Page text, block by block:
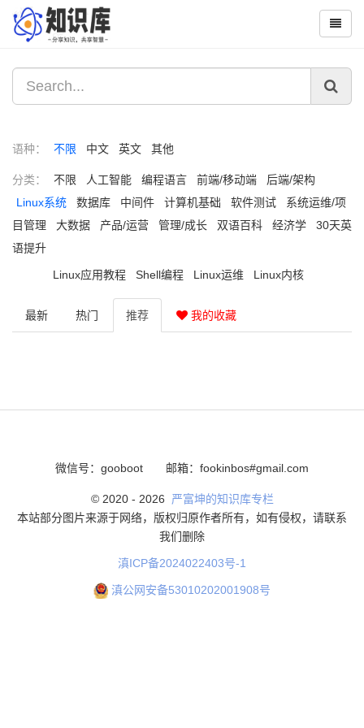
语种： 不限 中文 英文 其他
分类： 不限 人工智能 编程语言 前端/移动端
后端/架构
Linux系统
数据库 中间件 计算机基础 软件测试
系统运维/项
目管理
大数据 产品/运营 管理/成长 双语百科 经济学
30天英
语提升
Linux应用教程 Shell编程 Linux运维 Linux内核
最新 热门 推荐 我的收藏
微信号：gooboot 邮箱：fookinbos#gmail.com
© 2020 - 2026
严富坤的知识库专栏
本站部分图片来源于网络，版权归原作者所有，如有侵权，请联系
我们删除
滇ICP备2024022403号-1
滇公网安备53010202001908号